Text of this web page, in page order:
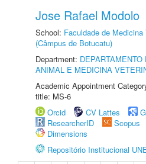
Jose Rafael Modolo
School: Faculdade de
(Câmpus de Botucatu)
Department:
ANIMAL E MEDICINA
Academic Appointment
title: MS-6
Orcid
CV Lattes
ResearcherID
Scopus
Dimensions
Repositório Institucional